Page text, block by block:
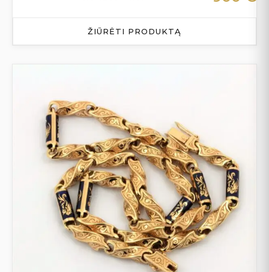
ŽIŪRĖTI PRODUKTĄ